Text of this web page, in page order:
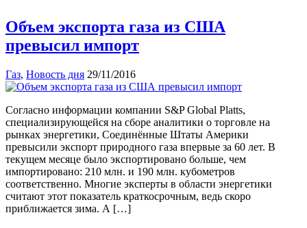
Объем экспорта газа из США
превысил импорт
Газ, Новость дня 29/11/2016
Согласно информации компании S&P Global Platts,
специализирующейся на сборе аналитики о торговле на
рынках энергетики, Соединённые Штаты Америки
превысили экспорт природного газа впервые за 60 лет. В
текущем месяце было экспортировано больше, чем
импортировано: 210 млн. и 190 млн. кубометров
соответственно. Многие эксперты в области энергетики
считают этот показатель краткосрочным, ведь скоро
приближается зима. А […]